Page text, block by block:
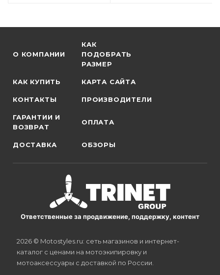
О КОМПАНИИ
КАК
ПОДОБРАТЬ
РАЗМЕР
КАК КУПИТЬ КАРТА САЙТА
КОНТАКТЫ ПРОИЗВОДИТЕЛИ
ГАРАНТИИ И
ВОЗВРАТ
ОПЛАТА
ДОСТАВКА ОБЗОРЫ
Ответственные за продвижение, поддержку, контент
2026 © Motostyles.ru: сеть магазинов и интернет-
каталог с ценами на мотоэкипировку и
мотоаксессуары с доставкой по России.